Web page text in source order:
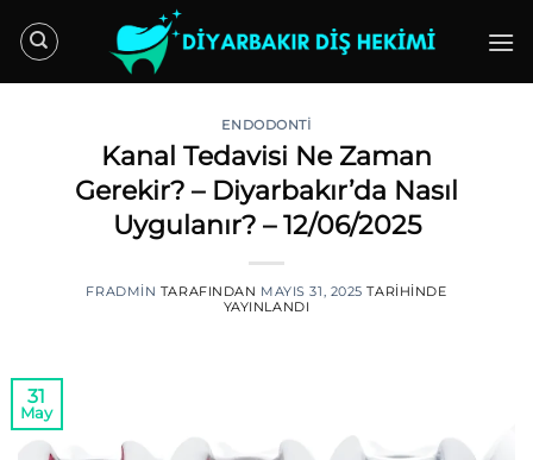
atla
ENDODONTİ
Kanal Tedavisi Ne Zaman
Gerekir? – Diyarbakır’da Nasıl
Uygulanır? – 12/06/2025
FRADMIN TARAFINDAN MAYIS 31, 2025 TARIHINDE
YAYINLANDI
31
May